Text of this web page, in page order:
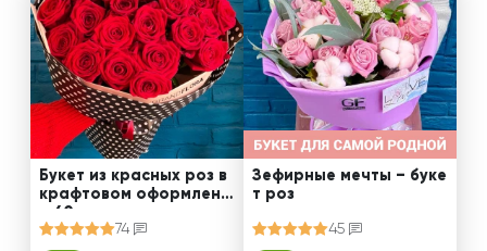
Букет из красных роз в
крафтовом оформлени
и 60 см
74
Зефирные мечты – буке
т роз
45